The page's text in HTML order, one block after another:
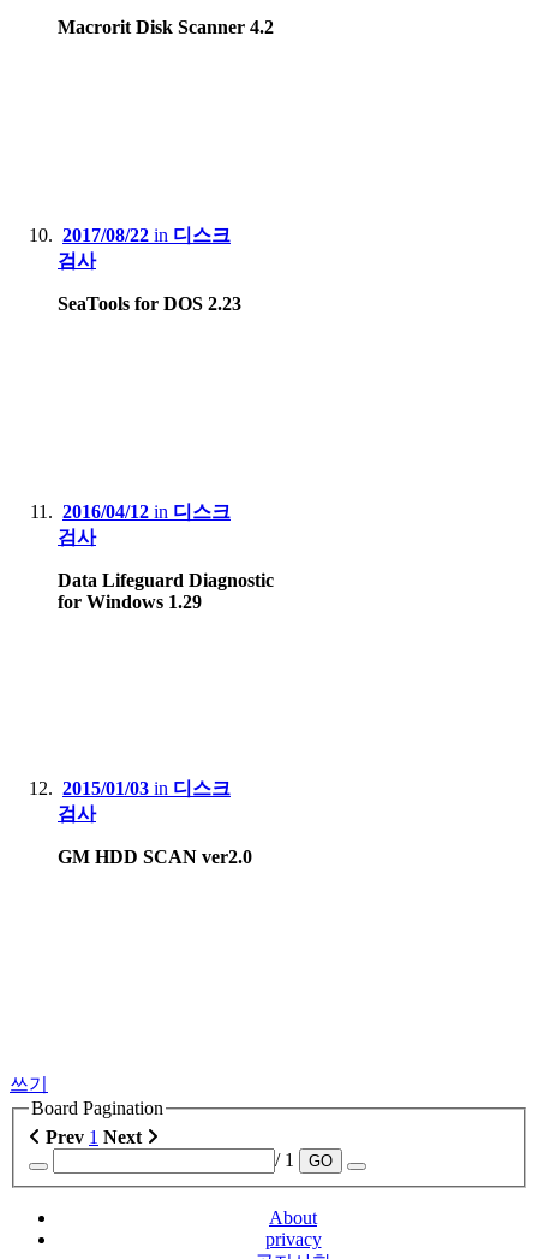
Macrorit Disk Scanner 4.2
2017/08/22 in 디스크
검사
SeaTools for DOS 2.23
2016/04/12 in 디스크
검사
Data Lifeguard Diagnostic
for Windows 1.29
2015/01/03 in 디스크
검사
GM HDD SCAN ver2.0
쓰기
Board Pagination
Prev 1 Next
/ 1
GO
About
privacy